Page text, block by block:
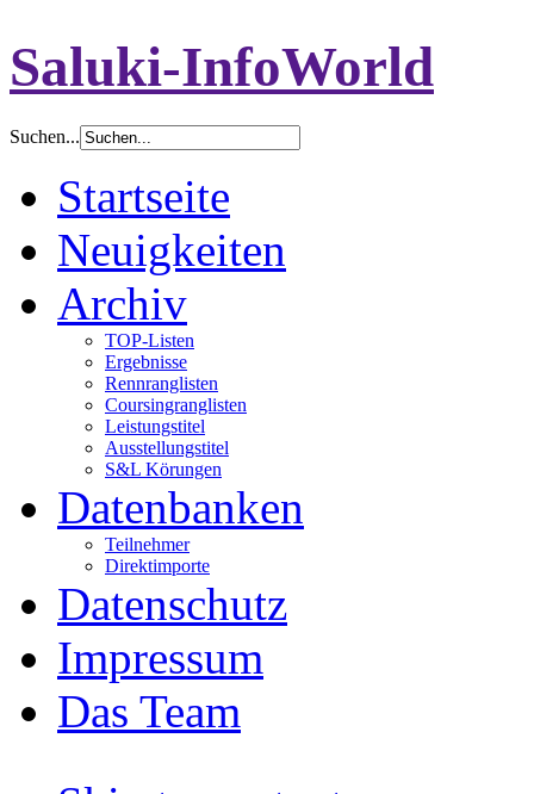
Saluki-InfoWorld
Suchen...
Startseite
Neuigkeiten
Archiv
TOP-Listen
Ergebnisse
Rennranglisten
Coursingranglisten
Leistungstitel
Ausstellungstitel
S&L Körungen
Datenbanken
Teilnehmer
Direktimporte
Datenschutz
Impressum
Das Team